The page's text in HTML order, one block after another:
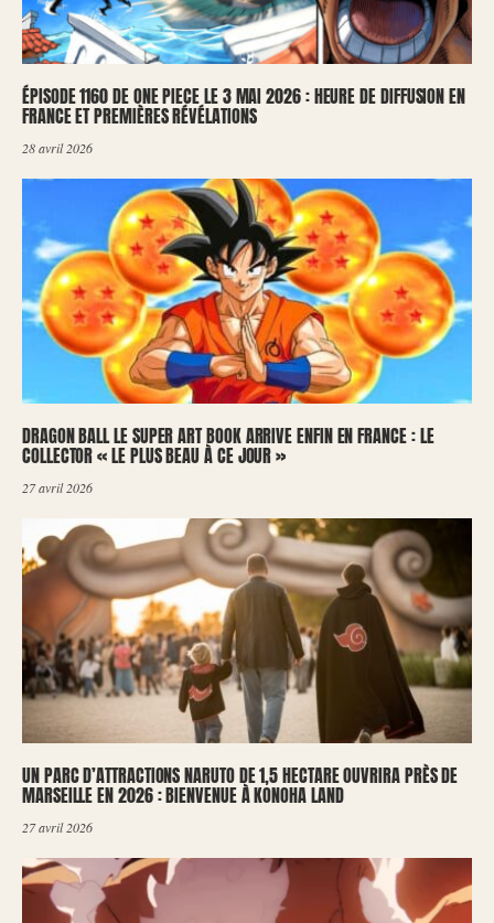
ÉPISODE 1160 DE ONE PIECE LE 3 MAI 2026 : HEURE DE DIFFUSION EN
FRANCE ET PREMIÈRES RÉVÉLATIONS
28 avril 2026
DRAGON BALL LE SUPER ART BOOK ARRIVE ENFIN EN FRANCE : LE
COLLECTOR « LE PLUS BEAU À CE JOUR »
27 avril 2026
UN PARC D’ATTRACTIONS NARUTO DE 1,5 HECTARE OUVRIRA PRÈS DE
MARSEILLE EN 2026 : BIENVENUE À KONOHA LAND
27 avril 2026